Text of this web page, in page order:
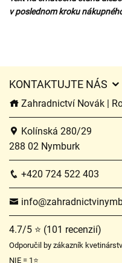
v poslednom kroku
KONTAKTUJTE NÁS
Zahradnictví Novák |
Kolínská 280/29
288 02 Nymburk
+420 724 522 403
4.7/5 ⭐ (101 recenzií)
Odporučil by zákazník
NIE = 1⭐